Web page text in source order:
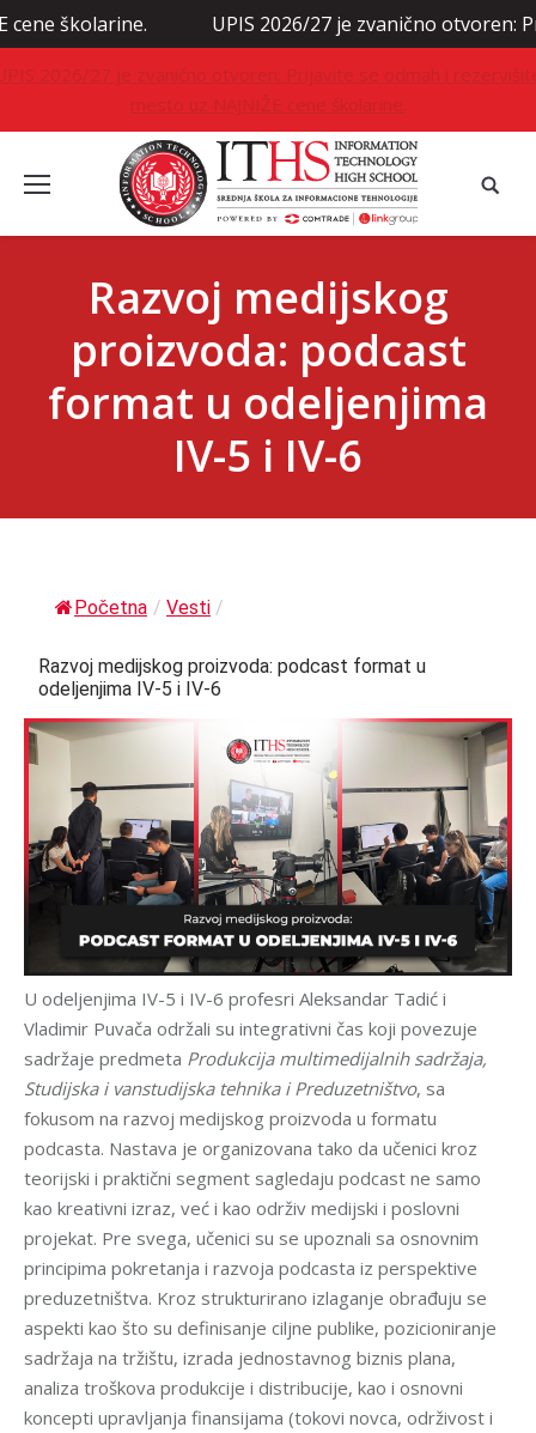
UPIS 2026/27 je zvanično otvoren: Prijavite
2026/27 je zvanično otvoren: Prijavite se odmah i
mesto uz NAJNIŽE cene školarine.
Razvoj medijskog
proizvoda: podcast
format u odeljenjima
IV-5 i IV-6
Početna / Vesti /
Razvoj medijskog proizvoda: podcast format u
odeljenjima IV-5 i IV-6
U odeljenjima IV-5 i IV-6 profesri Aleksandar Tadić i
Vladimir Puvača održali su integrativni čas koji povezuje
sadržaje predmeta Produkcija multimedijalnih sadržaja,
Studijska i vanstudijska tehnika i Preduzetništvo, sa
fokusom na razvoj medijskog proizvoda u formatu
podcasta. Nastava je organizovana tako da učenici kroz
teorijski i praktični segment sagledaju podcast ne samo
kao kreativni izraz, već i kao održiv medijski i poslovni
projekat. Pre svega, učenici su se upoznali sa osnovnim
principima pokretanja i razvoja podcasta iz perspektive
preduzetništva. Kroz strukturirano izlaganje obrađuju se
aspekti kao što su definisanje ciljne publike, pozicioniranje
sadržaja na tržištu, izrada jednostavnog biznis plana,
analiza troškova produkcije i distribucije, kao i osnovni
koncepti upravljanja finansijama (tokovi novca, održivost i